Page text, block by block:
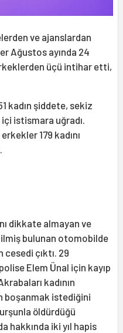
ve ajanslardan
Ağustos ayında 24
üçü intihar etti,
kadın şiddete, sekiz
istismara uğradı.
179 kadını
dikkate almayan ve
bulunan otomobilde
cesedi çıktı. 29
Elem Ünal için kayıp
kadının
boşanmak istediğini
öldürdüğü
hakkında iki yıl hapis